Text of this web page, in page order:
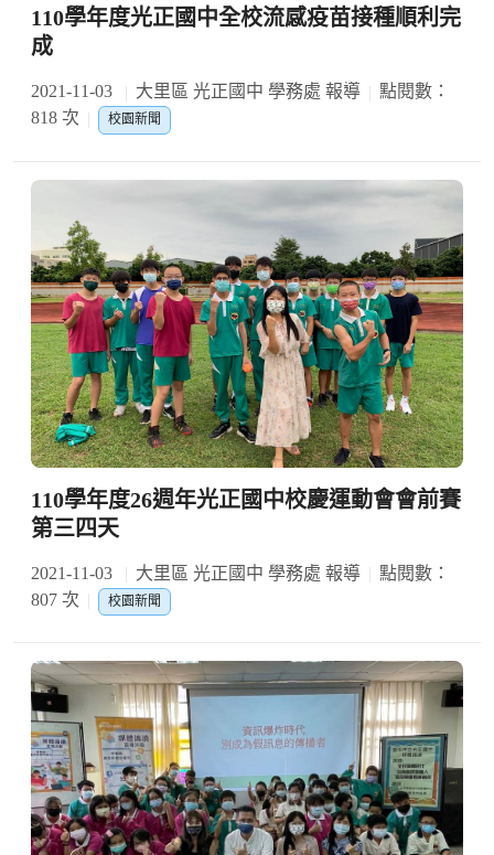
110學年度光正國中全校流感疫苗接種順利完
成
2021-11-03 大里區 光正國中 學務處 報導
點閱數：
818 次
校園新聞
110學年度26週年光正國中校慶運動會會前賽
第三四天
2021-11-03 大里區 光正國中 學務處 報導
點閱數：
807 次
校園新聞